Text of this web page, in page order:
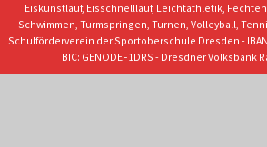
Eiskunstlauf, Eisschnelllauf, Leichtathletik,
Schwimmen, Turmspringen, Turnen, Volleyball,
Schulförderverein der Sportoberschule Dresden -
BIC: GENODEF1DRS - Dresdner Volksbank